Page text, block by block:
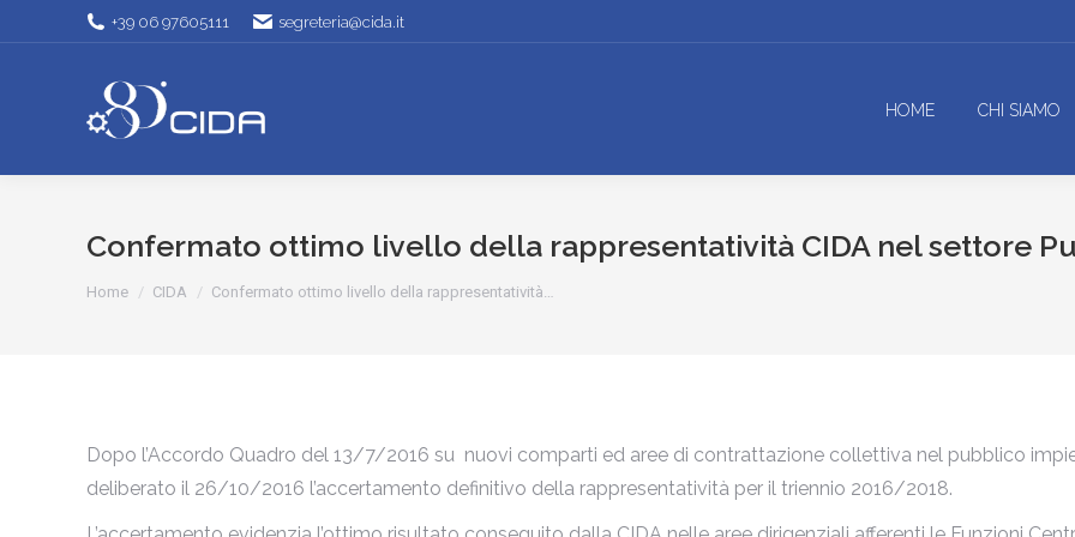
+39 06 97605111 segreteria@cida.it
HOME CHI SIAMO
Confermato ottimo livello della rappresentatività CIDA nel settore
Tu sei qui:
Home CIDA Confermato ottimo livello della rappresentatività…
Dopo l’Accordo Quadro del 13/7/2016 su nuovi comparti ed aree di contrattazione collettiva nel pubblico
deliberato il 26/10/2016 l’accertamento definitivo della rappresentatività per il triennio 2016/2018.